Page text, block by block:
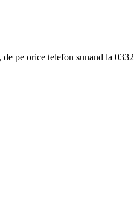
pe orice telefon sunand la